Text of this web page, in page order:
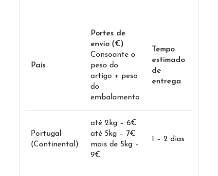
País
Portes de
envio (€)
Consoante o
peso do
artigo + peso
do
embalamento
Tempo
estimado
de
entrega
Portugal
(Continental)
até 2kg – 6€
até 5kg – 7€
mais de 5kg –
9€
1 – 2 dias